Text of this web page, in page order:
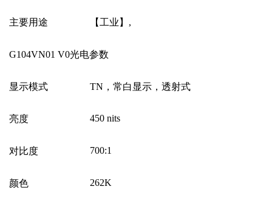
主要用途 【工业】 ,
G104VN01 V0光电参数
显示模式 TN ，常白显示，透射式
亮度 450 nits
对比度 700:1
颜色 262K